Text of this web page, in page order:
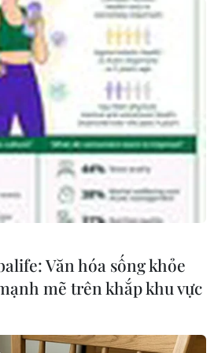
Hollande
#Quốc phòng
Canada
Văn hóa sống khỏe
mẽ trên khắp khu vực